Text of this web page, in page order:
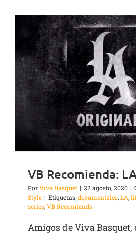
VB Recomienda:
PorViva Basquet | 22 agosto, 2020 |
Style | Etiquetas:documentales,LA,
series,VB Recomienda
Amigos de Viva Basquet,